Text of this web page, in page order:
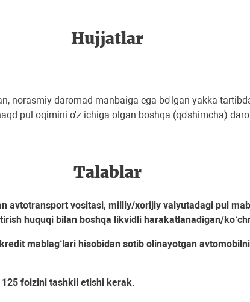
Hujjatlar
norasmiy daromad manbaiga ega bo'lgan yakka
pul oqimini o'z ichiga olgan boshqa (qo'shimcha)
Talablar
avtotransport vositasi, milliy/xorijiy valyutadagi pul
huquqi bilan boshqa likvidli harakatlanadigan/
mablag‘lari hisobidan sotib olinayotgan
foizini tashkil etishi kerak.